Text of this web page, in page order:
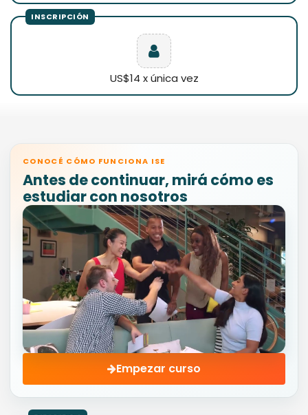
US$14 x única vez
CONOCÉ CÓMO FUNCIONA ISE
Antes de continuar, mirá cómo es
estudiar con nosotros
Empezar curso